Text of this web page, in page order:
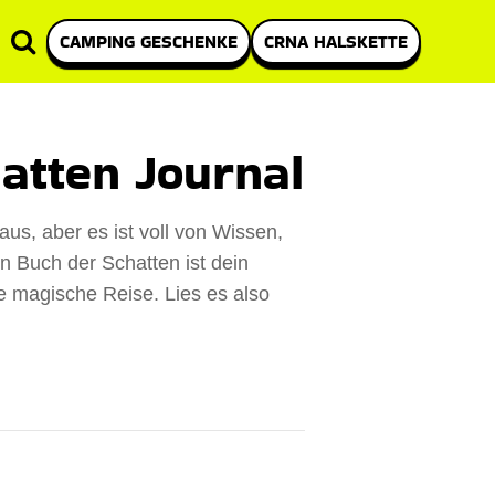
CAMPING GESCHENKE CRNA HALSKETTE
Journal
aber es ist voll von Wissen,
Buch der Schatten ist dein
magische Reise. Lies es also